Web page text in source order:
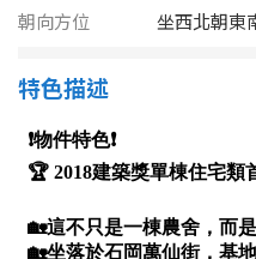
台南市
澎湖縣
屏東縣
台東縣
60~70 坪
80坪以上
樓層
朝向方位
坐西北朝東
特色描述